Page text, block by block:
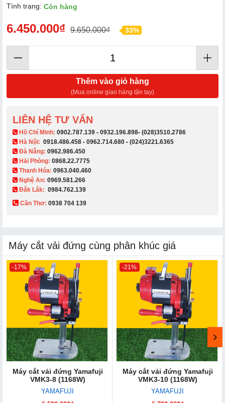
Tình trạng: Còn hàng
6.450.000₫ 9.650.000₫ 33%
Thêm vào giỏ hàng
(Mua online giao hàng tận tay)
LIÊN HỆ TƯ VẤN
​ Hồ Chí Minh: 0902.787.139 - 0932.196.898- (028)3510.2786
Hà Nội: 0918.486.458 - 0962.714.680 - (024)3221.6365
Đà Nẵng: 0962.986.450
Hải Phòng: 0868.22.7775
Thanh Hóa: 0963.040.460
Nghệ An: 0969.581.266
Đắk Lắk: 0984.762.139
Cần Thơ: 0938 704 139​
Máy cắt vải đứng cùng phân khúc giá
-17%
Máy cắt vải đứng Yamafuji
VMK3-8 (1168W)
YAMAFUJI
-21%
Máy cắt vải đứng Yamafuji
VMK3-10 (1168W)
YAMAFUJI